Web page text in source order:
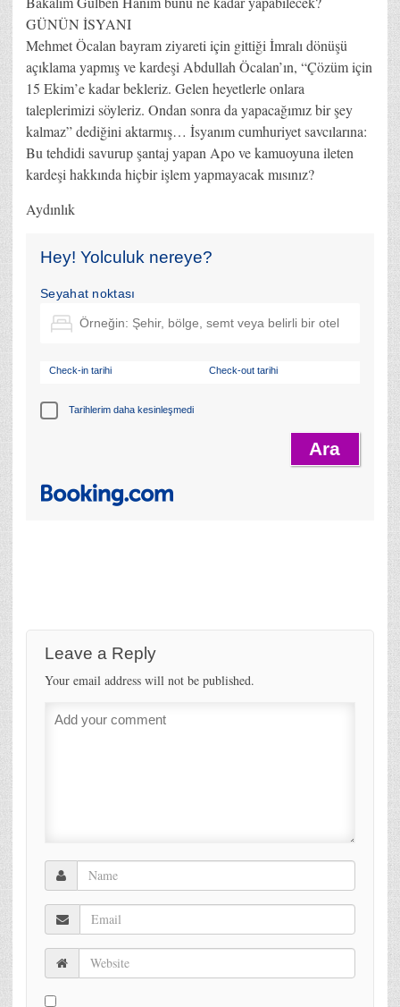
GÜNÜN İSYANI
Mehmet Öcalan bayram ziyareti için gittiği İmralı dönüşü
açıklama yapmış ve kardeşi Abdullah Öcalan’ın, “Çözüm için
15 Ekim’e kadar bekleriz. Gelen heyetlerle onlara
taleplerimizi söyleriz. Ondan sonra da yapacağımız bir şey
kalmaz” dediğini aktarmış… İsyanım cumhuriyet savcılarına:
Bu tehdidi savurup şantaj yapan Apo ve kamuoyuna ileten
kardeşi hakkında hiçbir işlem yapmayacak mısınız?
Aydınlık
Hey! Yolculuk nereye?
Seyahat noktası
Check-in tarihi Check-out tarihi
Tarihlerim daha kesinleşmedi
Leave a Reply
Your email address will not be published.